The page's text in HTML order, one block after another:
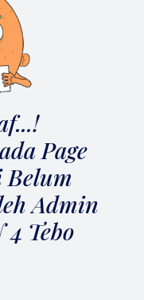
Page
Admin
4 Tebo